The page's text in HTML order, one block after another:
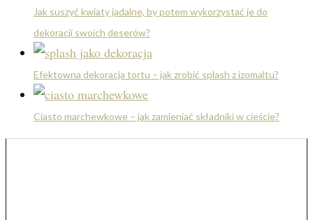
Jak suszyć kwiaty jadalne, by potem wykorzystać je do
dekoracji swoich deserów?
Efektowna dekoracja tortu – jak zrobić splash z izomaltu?
Ciasto marchewkowe – jak zamieniać składniki w cieście?